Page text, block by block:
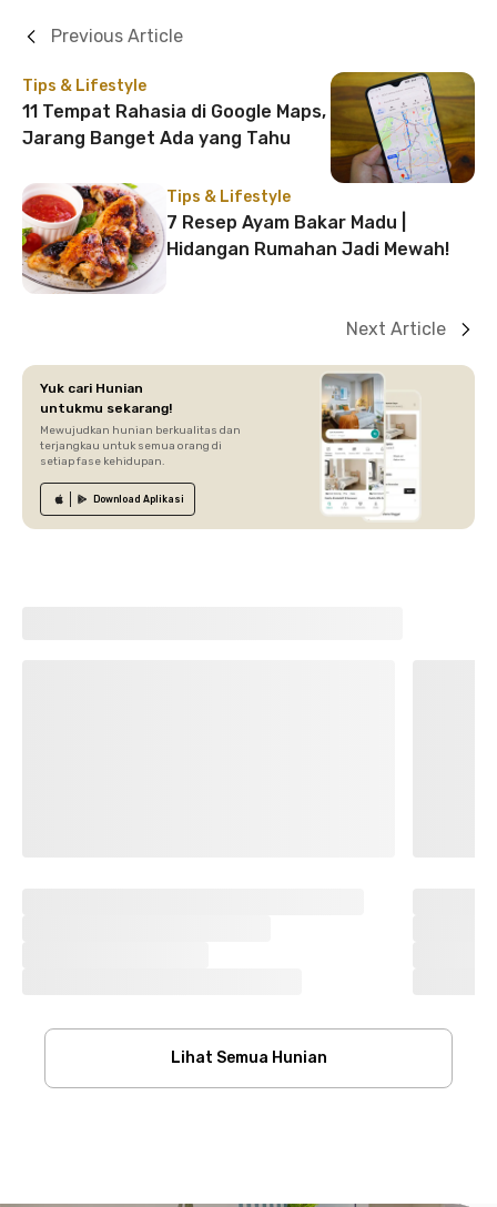
Tips & Lifestyle
11 Tempat Rahasia di Google Maps,
Jarang Banget Ada yang Tahu
Previous Article
Tips & Lifestyle
7 Resep Ayam Bakar Madu |
Hidangan Rumahan Jadi Mewah!
Next Article
Yuk cari Hunian
untukmu sekarang!
Mewujudkan hunian berkualitas dan
terjangkau untuk semua orang di
setiap fase kehidupan.
Download Aplikasi
Lihat Semua Hunian